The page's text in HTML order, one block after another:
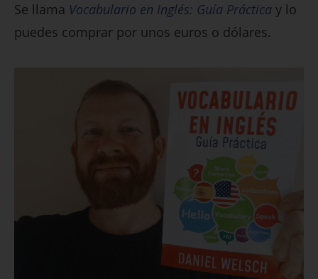
Se llama Vocabulario en Inglés: Guía Práctica y lo
puedes comprar por unos euros o dólares.